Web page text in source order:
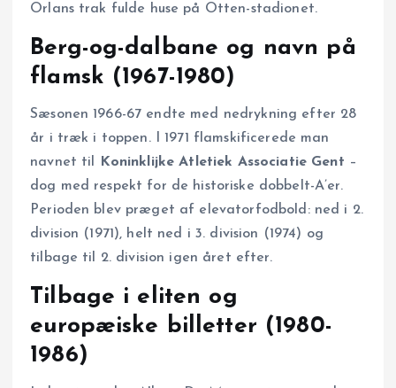
Orlans trak fulde huse på Otten-stadionet.
Berg-og-dalbane og navn på
flamsk (1967-1980)
Sæsonen 1966-67 endte med nedrykning efter 28
år i træk i toppen. I 1971 flamskificerede man
navnet til Koninklijke Atletiek Associatie Gent –
dog med respekt for de historiske dobbelt-A’er.
Perioden blev præget af elevatorfodbold: ned i 2.
division (1971), helt ned i 3. division (1974) og
tilbage til 2. division igen året efter.
Tilbage i eliten og
europæiske billetter (1980-
1986)